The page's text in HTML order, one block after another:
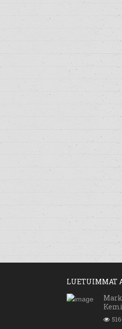
LUETUIMMAT